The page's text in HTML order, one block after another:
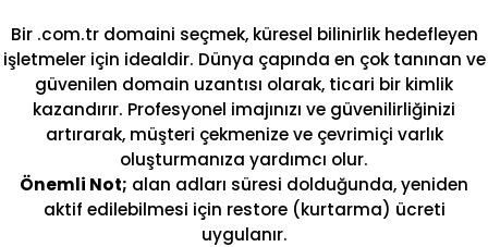
Bir .com.tr domaini seçmek, küresel bilinirlik hedefleyen
işletmeler için idealdir. Dünya çapında en çok tanınan ve
güvenilen domain uzantısı olarak, ticari bir kimlik
kazandırır. Profesyonel imajınızı ve güvenilirliğinizi
artırarak, müşteri çekmenize ve çevrimiçi varlık
oluşturmanıza yardımcı olur.
Önemli Not; alan adları süresi dolduğunda, yeniden
aktif edilebilmesi için restore (kurtarma) ücreti
uygulanır.